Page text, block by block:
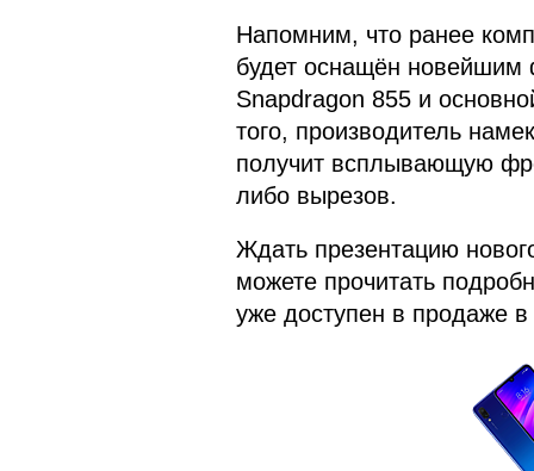
Напомним, что ранее
будет оснащён новейшим
Snapdragon 855 и
того, производитель
получит всплывающую
либо вырезов.
Ждать презентацию
можете прочитать
уже доступен в продаже